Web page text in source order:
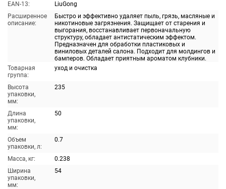
EAN-13:
LiuGong
Расширенное
описание:
Быстро и эффективно удаляет пыль, грязь, масляные и
никотиновые загрязнения. Защищает от старения и
выгорания, восстанавливает первоначальную
структуру, обладает антистатическим эффектом.
Предназначен для обработки пластиковых и
виниловых деталей салона. Подходит для молдингов и
бамперов. Обладает приятным ароматом клубники.
Товарная
группа:
уход и очистка
Высота
упаковки,
мм:
235
Длина
упаковки,
мм:
50
Объем
упаковки, л:
0.7
Масса, кг:
0.238
Ширина
упаковки,
мм:
54